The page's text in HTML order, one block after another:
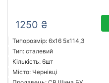
1250 ₴
Типорозмір: 6x16 5х114,3
Тип: сталевий
Кількість: 6шт
Місто: Чернівці